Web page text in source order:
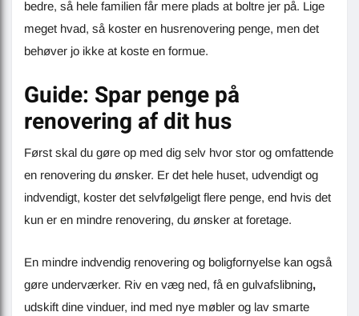
bedre, så hele familien får mere plads at boltre jer på. Lige
meget hvad, så koster en husrenovering penge, men det
behøver jo ikke at koste en formue.
Guide: Spar penge på
renovering af dit hus
Først skal du gøre op med dig selv hvor stor og omfattende
en renovering du ønsker. Er det hele huset, udvendigt og
indvendigt, koster det selvfølgeligt flere penge, end hvis det
kun er en mindre renovering, du ønsker at foretage.
En mindre indvendig renovering og boligfornyelse kan også
gøre underværker. Riv en væg ned, få en gulvafslibning,
udskift dine vinduer, ind med nye møbler og lav smarte